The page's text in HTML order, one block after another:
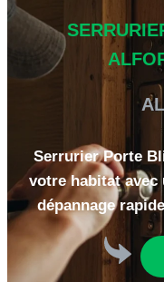
Serrurier Porte
votre habitat
dépannage